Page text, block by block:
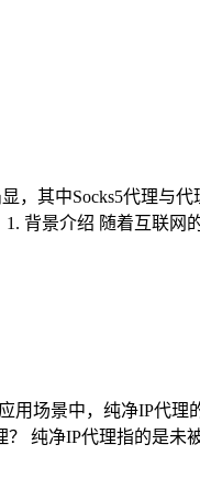
，其中Socks5代理与
背景介绍 随着互联网
场景中，纯净IP代理
纯净IP代理指的是未